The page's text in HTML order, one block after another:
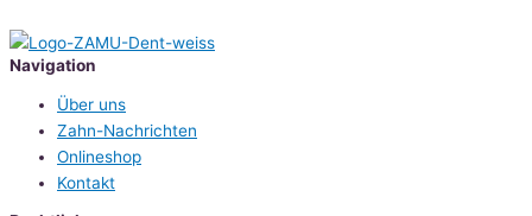
Navigation
Über uns
Zahn-Nachrichten
Onlineshop
Kontakt